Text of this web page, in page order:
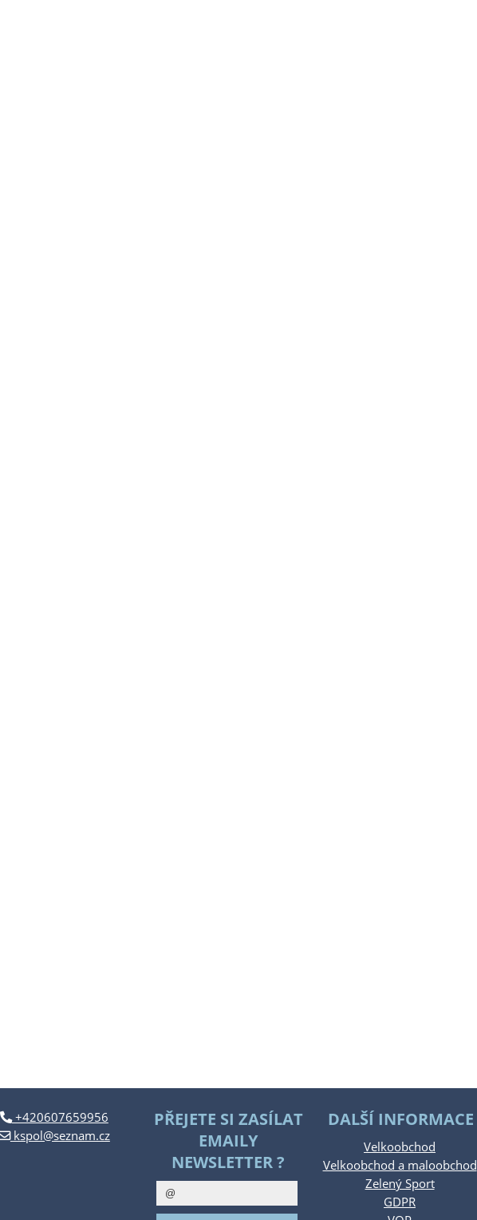
+420607659956
kspol@seznam.cz
PŘEJETE SI ZASÍLAT
EMAILY
NEWSLETTER ?
DALŠÍ INFORMACE
Velkoobchod
Velkoobchod a maloobchod
Zelený Sport
GDPR